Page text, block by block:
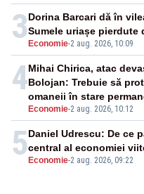
3 Economie-2 aug. 2026, 10:09
Dorina Barcari dă în
Sumele uriașe pierdute
4
Economie-2 aug. 2026, 10:12
Mihai Chirica, atac
Bolojan: Trebuie să
omaneii în stare
5 Economie-2 aug. 2026, 09:22
Daniel Udrescu: De ce
central al economiei